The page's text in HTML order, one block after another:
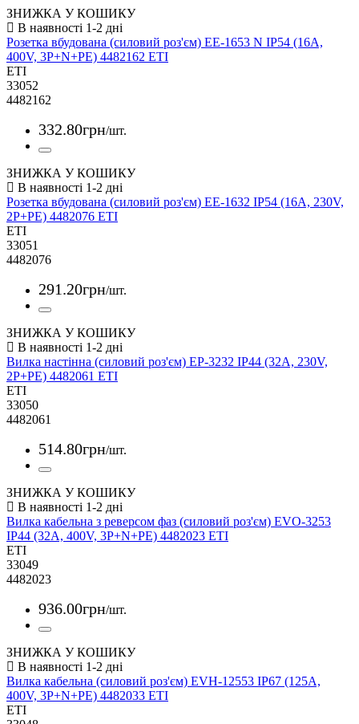
ЗНИЖКА У КОШИКУ
Розетка вбудована (силовий роз'єм) EE-1653 N IP54 (16A,
400V, 3P+N+PE) 4482162 ETI
ETI
33052
4482162
332.80грн/шт.
ЗНИЖКА У КОШИКУ
Розетка вбудована (силовий роз'єм) EE-1632 IP54 (16A, 230V,
2P+PE) 4482076 ETI
ETI
33051
4482076
291.20грн/шт.
ЗНИЖКА У КОШИКУ
Вилка настінна (силовий роз'єм) EP-3232 IP44 (32A, 230V,
2P+PE) 4482061 ETI
ETI
33050
4482061
514.80грн/шт.
ЗНИЖКА У КОШИКУ
Вилка кабельна з реверсом фаз (силовий роз'єм) EVO-3253
IP44 (32A, 400V, 3P+N+PE) 4482023 ETI
ETI
33049
4482023
936.00грн/шт.
ЗНИЖКА У КОШИКУ
Вилка кабельна (силовий роз'єм) EVH-12553 IP67 (125A,
400V, 3P+N+PE) 4482033 ETI
ETI